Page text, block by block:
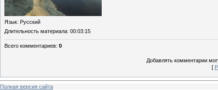
Язык: Русский
Длительность материала: 00:03:15
Всего комментариев: 0
Добавлять комментарии
[
Полная версия сайта